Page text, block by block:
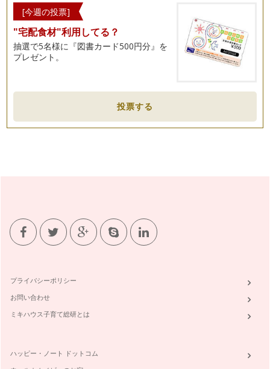
ピアノの楽しみ方「６３」絆が生まれるとき
音楽を学ぶことは終わりのない旅に出るようなもので、そこに
は数多くの出会いがあります。 …
ピアノの楽しみ方「６２」室内楽を体験しよう！！
今年の発表会はソロもしくは連弾と日本をはじめ海外で室内楽
ピアノの楽しみ方「６１」譜読みをするうえで大切なこととは
ピアノを始めたばかりの生徒さんにとって一番難しいと感じる
こと多いのは、先生から出された宿題…
半だと思いますが、ピアノのレッスン…
ピアノの楽しみ方「５８」室内楽をみんなで楽しもう
ピアノや音楽を理解する、スコアを見て弾けるように、スコア
がなくても弾けるようになるには。 …
はまた全然違う次元の話にな…
[今週の投票]
"宅配食材"利用してる？
抽選で5名様に『図書カード500円分』を
プレゼント。
投票する
プライバシーポリシー
お問い合わせ
ミキハウス子育て総研とは
ハッピー・ノート ドットコム